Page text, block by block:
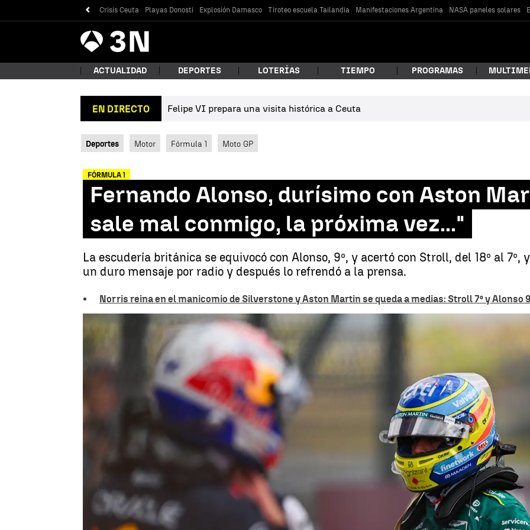
Crisis Ceuta Playas Donosti Explosión Damasco Tiroteo escuela Tailandia Manifestaciones Argentina NASA paneles solares
Antena
3 Noticias
¿Qué estás buscando?
ACTUALIDAD DEPORTES LOTERÍAS TIEMPO PROGRAMAS
EN DIRECTO Felipe VI prepara una visita histórica a Ceuta
Deportes Motor Fórmula 1 Moto GP
FÓRMULA 1
Fernando Alonso, durísimo con Aston
sale mal conmigo, la próxima vez..."
La escudería británica se equivocó con Alonso, 9º, y acertó con Stroll, del 18º al
un duro mensaje por radio y después lo refrendó a la prensa.
Norris reina en el manicomio de Silverstone y Aston Martin se queda a medias: Stroll 7º y Alonso